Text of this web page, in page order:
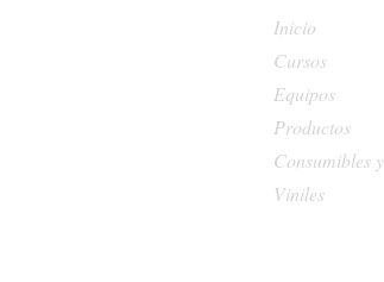
Inicio
Cursos
Equipos
Productos
Consumibles
Viniles